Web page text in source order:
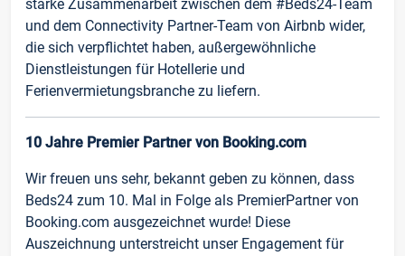
starke Zusammenarbeit zwischen dem #Beds24-Team
und dem Connectivity Partner-Team von Airbnb wider,
die sich verpflichtet haben, außergewöhnliche
Dienstleistungen für Hotellerie und
Ferienvermietungsbranche zu liefern.
10 Jahre Premier Partner von Booking.com
Wir freuen uns sehr, bekannt geben zu können, dass
Beds24 zum 10. Mal in Folge als PremierPartner von
Booking.com ausgezeichnet wurde! Diese
Auszeichnung unterstreicht unser Engagement für